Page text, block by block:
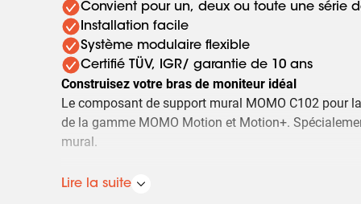
Convient pour un, deux ou toute une série
Installation facile
Système modulaire flexible
Certifié TÜV, IGR/ garantie de 10 ans
Construisez votre bras de moniteur idéal
Le composant de support mural MOMO C102 pour
de la gamme MOMO Motion et Motion+.
mural.
Des possibilités infinies
Lire la suite